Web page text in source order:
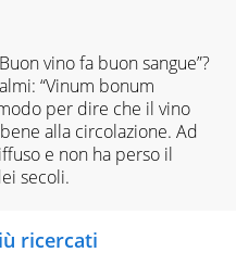
vino fa buon sangue”?
“Vinum bonum
per dire che il vino
alla circolazione. Ad
e non ha perso il
secoli.
ricercati